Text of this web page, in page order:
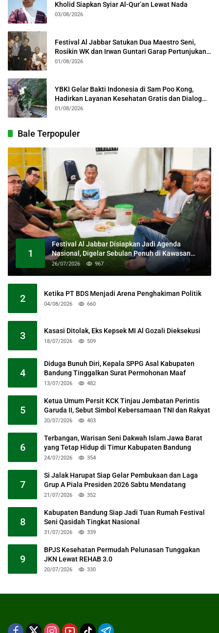
Kholid Siapkan Syiar Al-Qur’an Lewat Nada
03/08/2026
Festival Al Jabbar Satukan Dua Maestro Seni,
Rosikin WK dan Irwan Guntari Garap Pertunjukan
Kolosal
01/08/2026
YBKI Gelar Bakti Indonesia di Sam Poo Kong,
Hadirkan Layanan Kesehatan Gratis dan Dialog
Kebangsaan
01/08/2026
Bale Terpopuler
1
Festival Al Jabbar Disiapkan Jadi Agenda
Nasional, Digelar Sebulan Penuh di Kawasan
Masjid Raya Al Jabbar
26/07/2026 967
2 Ketika PT BDS Menjadi Arena Penghakiman Politik
04/08/2026 660
3 Kasasi Ditolak, Eks Kepsek MI Al Gozali Dieksekusi
18/07/2026 509
4
Diduga Bunuh Diri, Kepala SPPG Asal Kabupaten
Bandung Tinggalkan Surat Permohonan Maaf
13/07/2026 482
5
Ketua Umum Persit KCK Tinjau Jembatan Perintis
Garuda II, Sebut Simbol Kebersamaan TNI dan Rakyat
20/07/2026 403
6
Terbangan, Warisan Seni Dakwah Islam Jawa Barat
yang Tetap Hidup di Timur Kabupaten Bandung
24/07/2026 354
7
Si Jalak Harupat Siap Gelar Pembukaan dan Laga
Grup A Piala Presiden 2026 Sabtu Mendatang
21/07/2026 352
8
Kabupaten Bandung Siap Jadi Tuan Rumah Festival
Seni Qasidah Tingkat Nasional
31/07/2026 339
9
BPJS Kesehatan Permudah Pelunasan Tunggakan
JKN Lewat REHAB 3.0
20/07/2026 330